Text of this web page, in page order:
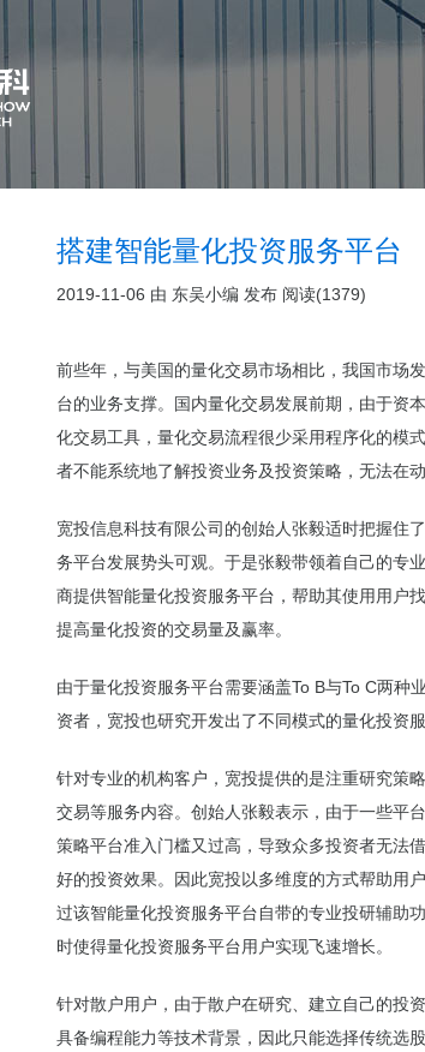
搭建智能量化投资服务平台
2019-11-06 由 东吴小编 发布 阅读(1379)
前些年，与美国的量化交易市场相比，我国市场
台的业务支撑。国内量化交易发展前期，由于资
化交易工具，量化交易流程很少采用程序化的模
者不能系统地了解投资业务及投资策略，无法在
宽投信息科技有限公司的创始人张毅适时把握住
务平台发展势头可观。于是张毅带领着自己的专
商提供智能量化投资服务平台，帮助其使用用户
提高量化投资的交易量及赢率。
由于量化投资服务平台需要涵盖To B与To C两种
资者，宽投也研究开发出了不同模式的量化投资服
针对专业的机构客户，宽投提供的是注重研究策
交易等服务内容。创始人张毅表示，由于一些平
策略平台准入门槛又过高，导致众多投资者无法
好的投资效果。因此宽投以多维度的方式帮助用
过该智能量化投资服务平台自带的专业投研辅助
时使得量化投资服务平台用户实现飞速增长。
针对散户用户，由于散户在研究、建立自己的投
具备编程能力等技术背景，因此只能选择传统选